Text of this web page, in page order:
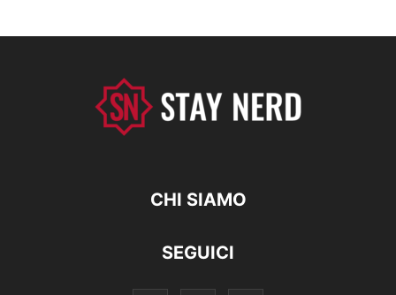
CHI SIAMO
SEGUICI